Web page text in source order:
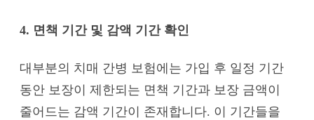
4. 면책 기간 및 감액 기간 확인
대부분의 치매 간병 보험에는 가입 후 일정 기간
동안 보장이 제한되는 면책 기간과 보장 금액이
줄어드는 감액 기간이 존재합니다. 이 기간들을